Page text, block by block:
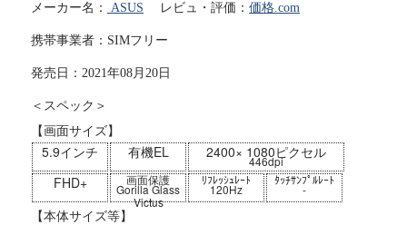
メーカー名： ASUS レビュ・評価： 価格.com
携帯事業者：SIMフリー
発売日：2021年08月20日
＜スペック＞
【画面サイズ】
5.9インチ
有機EL 2400× 1080ピクセル
446dpi
FHD+ 画面保護
Gorilla Glass
Victus
ﾘﾌﾚｯｼｭﾚｰﾄ
120Hz
ﾀｯﾁｻﾝﾌﾟﾙﾚｰﾄ
-
【本体サイズ等】